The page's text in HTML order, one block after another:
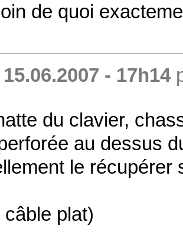
de quoi
15.06.2007 - 17h14
du clavier,
au dessus
le récupérer
câble plat)